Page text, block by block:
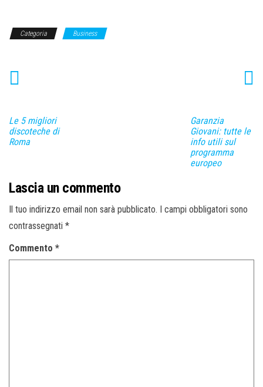
Categoria Business
Le 5 migliori
discoteche di
Roma
Garanzia
Giovani: tutte le
info utili sul
programma
europeo
Lascia un commento
Il tuo indirizzo email non sarà pubblicato. I campi obbligatori sono
contrassegnati *
Commento *